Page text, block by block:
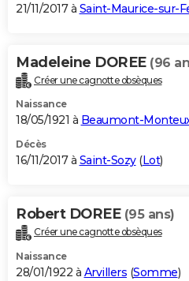
21/11/2017 à Saint-Maurice-sur-
Madeleine DOREE (96
Créer une cagnotte obsèques
Naissance
18/05/1921 à Beaumont-
Décès
16/11/2017 à Saint-Sozy(Lot)
Robert DOREE (95 ans)
Créer une cagnotte obsèques
Naissance
28/01/1922 à Arvillers (Somme)